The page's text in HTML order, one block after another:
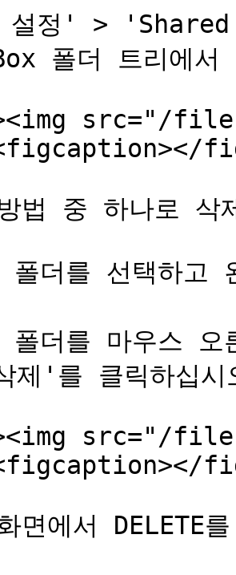
정' > 'Shared
폴더 트리에서
src="/files/
법 중 하나로 삭
더를 선택하고
더를 마우스 오
제'를 클릭하십
src="/files/
에서 DELETE